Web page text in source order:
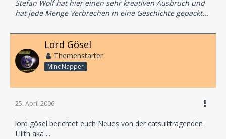
Stefan Wolf hat hier einen sehr kreativen Ausbruch und
hat jede Menge Verbrechen in eine Geschichte gepackt...
Lord Gösel
Themenstarter
MindNapper
25. April 2006
lord gösel berichtet euch Neues von der catsuittragenden
Lilith aka ...